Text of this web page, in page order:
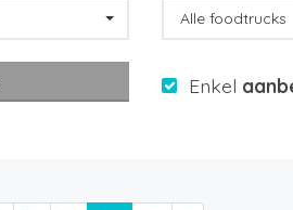
Alle foodtrucks
Enkel